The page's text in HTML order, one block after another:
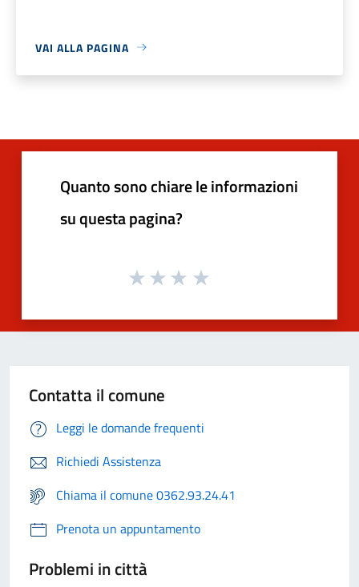
VAI ALLA PAGINA
Quanto sono chiare le informazioni
su questa pagina?
Contatta il comune
Leggi le domande frequenti
Richiedi Assistenza
Chiama il comune 0362.93.24.41
Prenota un appuntamento
Problemi in città